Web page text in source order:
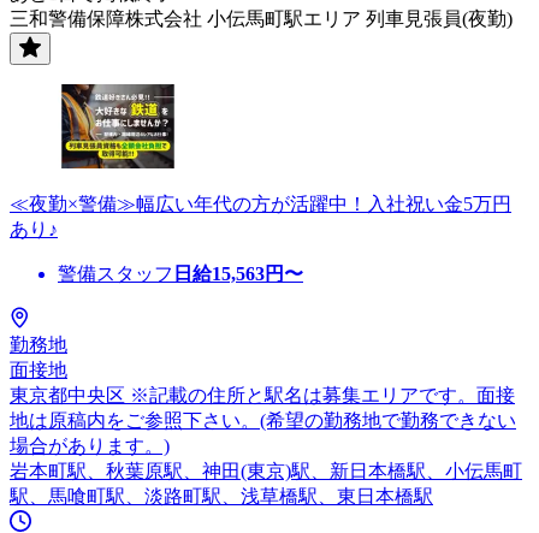
三和警備保障株式会社 小伝馬町駅エリア 列車見張員(夜勤)
≪夜勤×警備≫幅広い年代の方が活躍中！入社祝い金5万円
あり♪
警備スタッフ 日給15,563円〜
勤務地
面接地
東京都中央区 ※記載の住所と駅名は募集エリアです。面接
地は原稿内をご参照下さい。(希望の勤務地で勤務できない
場合があります。)
岩本町駅、秋葉原駅、神田(東京)駅、新日本橋駅、小伝馬町
駅、馬喰町駅、淡路町駅、浅草橋駅、東日本橋駅